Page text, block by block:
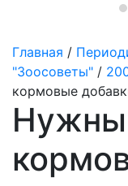
Главная /
"Зоосоветы" /
кормовые
Нужны